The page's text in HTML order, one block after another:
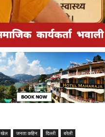
खेल जनता कहिन दिल्ली
बरेली